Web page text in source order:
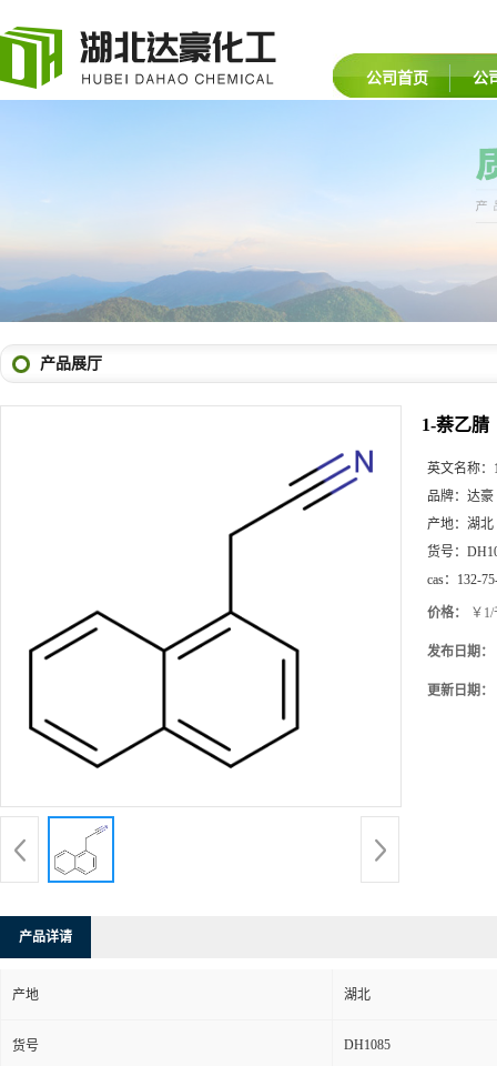
公司首页 公
产品展厅
1-萘乙腈
英文名称：
品牌： 达豪
产地： 湖北
货号：
cas： 132-
价格： ￥
发布日期：
更新日期：
产品详请
产地 湖北
货号 DH1085